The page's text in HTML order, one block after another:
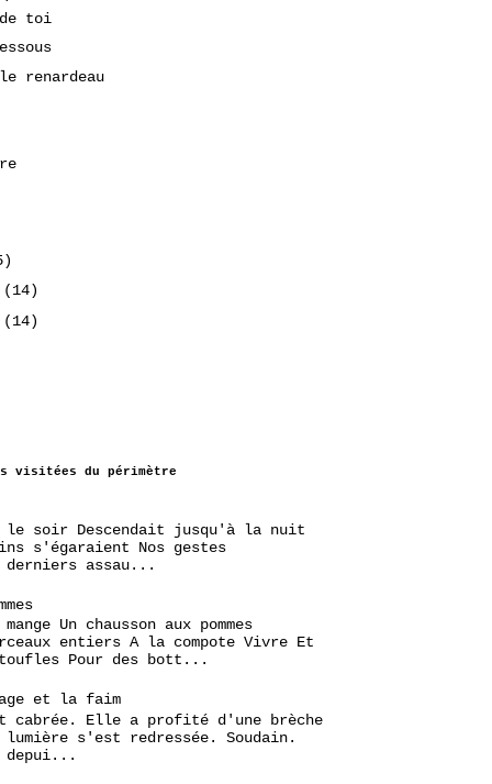
toi
renardeau
(14)
(14)
visitées du périmètre
le soir Descendait jusqu'à la nuit
s'égaraient Nos gestes
derniers assau...
Un chausson aux pommes
entiers A la compote Vivre Et
Pour des bott...
et la faim
cabrée. Elle a profité d'une brèche
s'est redressée. Soudain.
depui...